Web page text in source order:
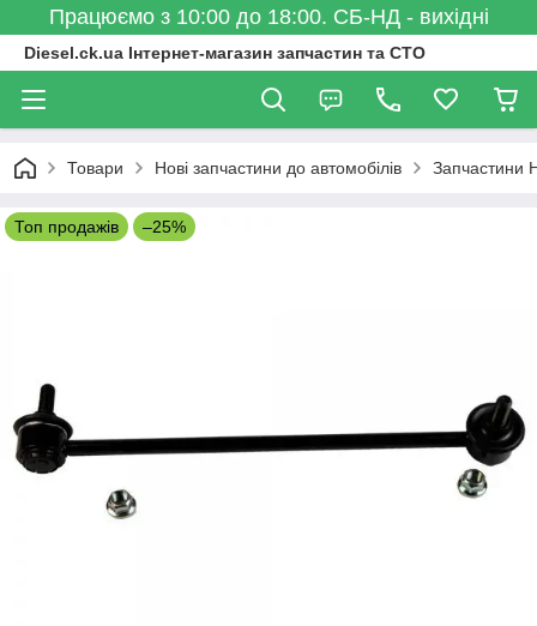
Працюємо з 10:00 до 18:00. СБ-НД - вихідні
Diesel.ck.ua Інтернет-магазин запчастин та СТО
Товари Нові запчастини до автомобілів Запчастини
Топ продажів –25%